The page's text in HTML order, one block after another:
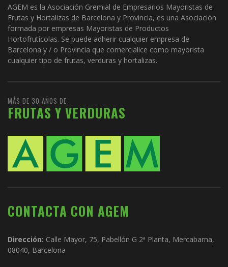
AGEM es la Asociación Gremial de Empresarios Mayoristas de
Frutas y Hortalizas de Barcelona y Provincia, es una Asociación
formada por empresas Mayoristas de Productos
Hortofrutícolas. Se puede adherir cualquier empresa de
Barcelona y / o Provincia que comercialice como mayorista
cualquier tipo de frutas, verduras y hortalizas.
MÁS DE 30 AÑOS DE
FRUTAS Y VERDURAS
CONTACTA CON AGEM
Dirección: Calle Mayor, 75, Pabellón G 2ª Planta, Mercabarna,
08040, Barcelona